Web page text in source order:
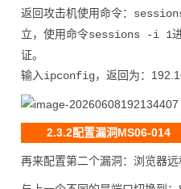
返回攻击机使用命令：
立，使用命令sessions -i 1
证。
输入ipconfig，返回为：
2.3.2配置漏洞MS06-014
再来配置第二个漏洞：浏览器